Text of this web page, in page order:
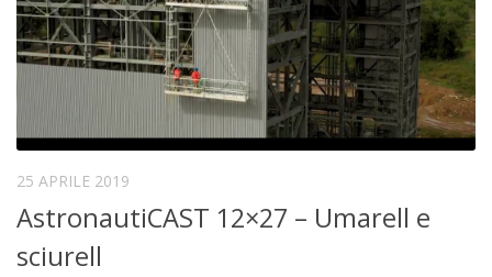
25 APRILE 2019
AstronautiCAST 12×27 – Umarell e
sciurell